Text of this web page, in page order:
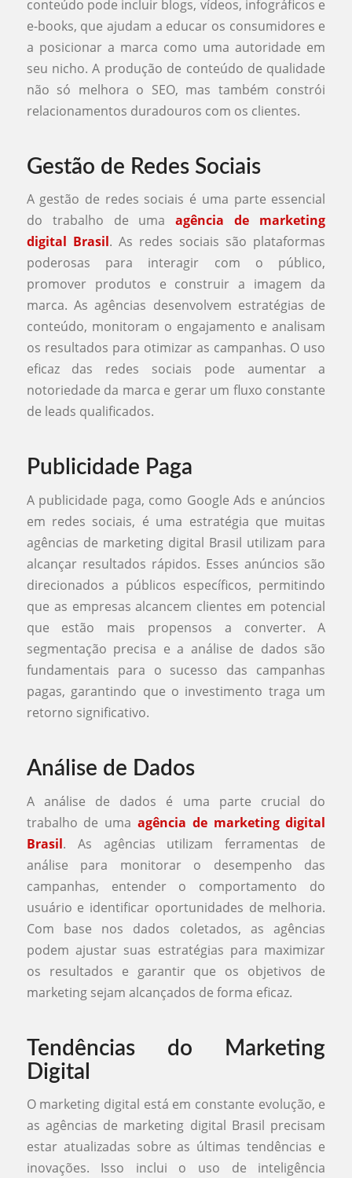
conteúdo pode incluir blogs, vídeos, infográficos e
e-books, que ajudam a educar os consumidores e
a posicionar a marca como uma autoridade em
seu nicho. A produção de conteúdo de qualidade
não só melhora o SEO, mas também constrói
relacionamentos duradouros com os clientes.
Gestão de Redes Sociais
A gestão de redes sociais é uma parte essencial
do trabalho de umaagência de marketing
digital Brasil. As redes sociais são plataformas
poderosas para interagir com o público,
promover produtos e construir a imagem da
marca. As agências desenvolvem estratégias de
conteúdo, monitoram o engajamento e analisam
os resultados para otimizar as campanhas. O uso
eficaz das redes sociais pode aumentar a
notoriedade da marca e gerar um fluxo constante
de leads qualificados.
Publicidade Paga
A publicidade paga, como Google Ads e anúncios
em redes sociais, é uma estratégia que muitas
agências de marketing digital Brasil utilizam para
alcançar resultados rápidos. Esses anúncios são
direcionados a públicos específicos, permitindo
que as empresas alcancem clientes em potencial
que estão mais propensos a converter. A
segmentação precisa e a análise de dados são
fundamentais para o sucesso das campanhas
pagas, garantindo que o investimento traga um
retorno significativo.
Análise de Dados
A análise de dados é uma parte crucial do
trabalho de uma agência de marketing digital
Brasil. As agências utilizam ferramentas de
análise para monitorar o desempenho das
campanhas, entender o comportamento do
usuário e identificar oportunidades de melhoria.
Com base nos dados coletados, as agências
podem ajustar suas estratégias para maximizar
os resultados e garantir que os objetivos de
marketing sejam alcançados de forma eficaz.
Tendências do Marketing
Digital
O marketing digital está em constante evolução, e
as agências de marketing digital Brasil precisam
estar atualizadas sobre as últimas tendências e
inovações. Isso inclui o uso de inteligência